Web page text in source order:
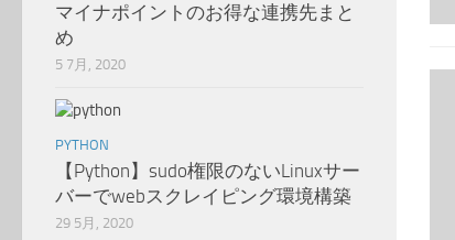
マイナポイントのお得な連携先まと
め
5 7月, 2020
PYTHON
【Python】sudo権限のないLinuxサー
バーでwebスクレイピング環境構築
29 5月, 2020